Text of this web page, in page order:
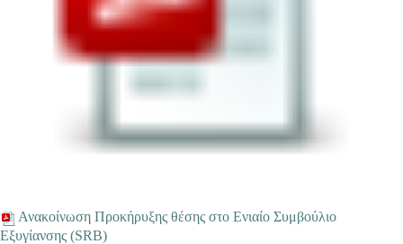
Ανακοίνωση Προκήρυξης θέσης στο Eνιαίο Συμβούλιο
Εξυγίανσης (SRB)